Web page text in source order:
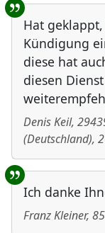
Hat
Kündigung
diese hat
diesen
Denis Keil,
(Deutschland),
Ich danke
Franz Kleiner,